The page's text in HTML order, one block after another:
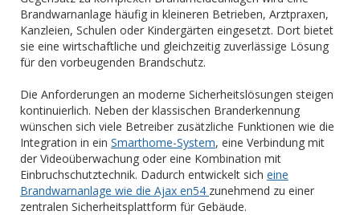
Brandwarnanlage häufig in kleineren Betrieben, Arztpraxen,
Kanzleien, Schulen oder Kindergärten eingesetzt. Dort bietet
sie eine wirtschaftliche und gleichzeitig zuverlässige Lösung
für den vorbeugenden Brandschutz.
Die Anforderungen an moderne Sicherheitslösungen steigen
kontinuierlich. Neben der klassischen Branderkennung
wünschen sich viele Betreiber zusätzliche Funktionen wie die
Integration in ein Smarthome-System, eine Verbindung mit
der Videoüberwachung oder eine Kombination mit
Einbruchschutztechnik. Dadurch entwickelt sich eine
Brandwarnanlage wie die Ajax en54 zunehmend zu einer
zentralen Sicherheitsplattform für Gebäude.